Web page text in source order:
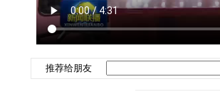
推荐给朋友